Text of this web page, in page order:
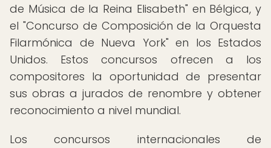
de Música de la Reina Elisabeth" en Bélgica, y
el "Concurso de Composición de la Orquesta
Filarmónica de Nueva York" en los Estados
Unidos. Estos concursos ofrecen a los
compositores la oportunidad de presentar
sus obras a jurados de renombre y obtener
reconocimiento a nivel mundial.
Los concursos internacionales de